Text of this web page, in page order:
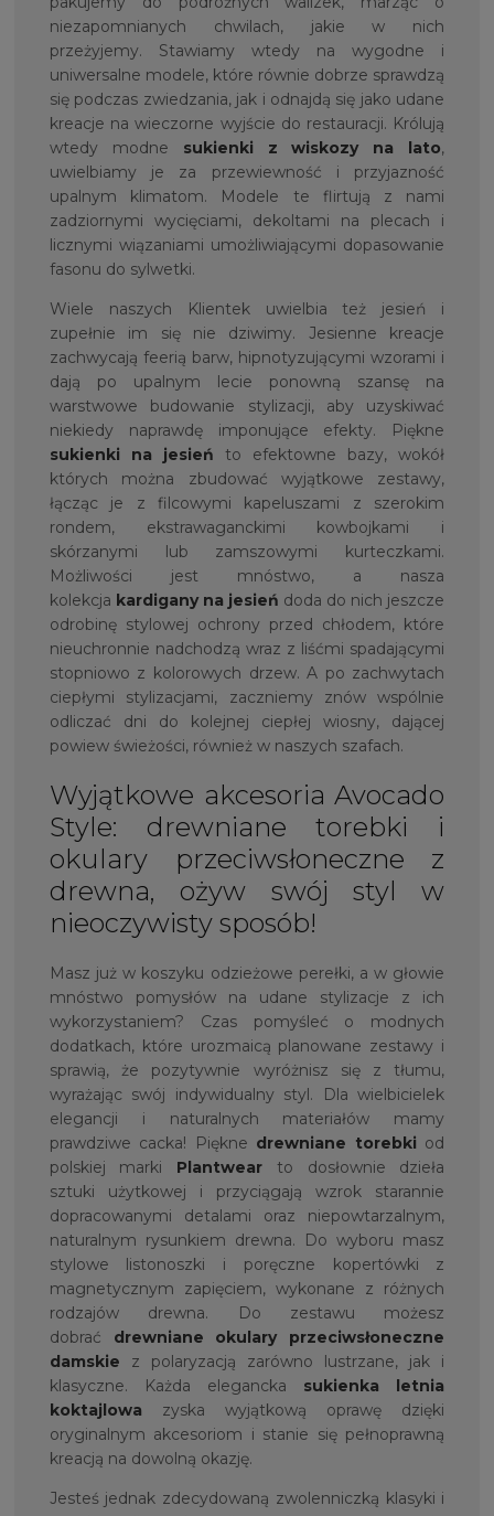
niezapomnianych chwilach, jakie w nich
przeżyjemy. Stawiamy wtedy na wygodne i
uniwersalne modele, które równie dobrze sprawdzą
się podczas zwiedzania, jak i odnajdą się jako udane
kreacje na wieczorne wyjście do restauracji. Królują
wtedy modne sukienki z wiskozy na lato,
uwielbiamy je za przewiewność i przyjazność
upalnym klimatom. Modele te flirtują z nami
zadziornymi wycięciami, dekoltami na plecach i
licznymi wiązaniami umożliwiającymi dopasowanie
fasonu do sylwetki.
Wiele naszych Klientek uwielbia też jesień i
zupełnie im się nie dziwimy. Jesienne kreacje
zachwycają feerią barw, hipnotyzującymi wzorami i
dają po upalnym lecie ponowną szansę na
warstwowe budowanie stylizacji, aby uzyskiwać
niekiedy naprawdę imponujące efekty. Piękne
sukienki na jesień to efektowne bazy, wokół
których można zbudować wyjątkowe zestawy,
łącząc je z filcowymi kapeluszami z szerokim
rondem, ekstrawaganckimi kowbojkami i
skórzanymi lub zamszowymi kurteczkami.
Możliwości jest mnóstwo, a nasza
kolekcja kardigany na jesień doda do nich jeszcze
odrobinę stylowej ochrony przed chłodem, które
nieuchronnie nadchodzą wraz z liśćmi spadającymi
stopniowo z kolorowych drzew. A po zachwytach
ciepłymi stylizacjami, zaczniemy znów wspólnie
odliczać dni do kolejnej ciepłej wiosny, dającej
powiew świeżości, również w naszych szafach.
Wyjątkowe akcesoria Avocado
Style: drewniane torebki i
okulary przeciwsłoneczne z
drewna, ożyw swój styl w
nieoczywisty sposób!
Masz już w koszyku odzieżowe perełki, a w głowie
mnóstwo pomysłów na udane stylizacje z ich
wykorzystaniem? Czas pomyśleć o modnych
dodatkach, które urozmaicą planowane zestawy i
sprawią, że pozytywnie wyróżnisz się z tłumu,
wyrażając swój indywidualny styl. Dla wielbicielek
elegancji i naturalnych materiałów mamy
prawdziwe cacka! Piękne drewniane torebki od
polskiej marki Plantwear to dosłownie dzieła
sztuki użytkowej i przyciągają wzrok starannie
dopracowanymi detalami oraz niepowtarzalnym,
naturalnym rysunkiem drewna. Do wyboru masz
stylowe listonoszki i poręczne kopertówki z
magnetycznym zapięciem, wykonane z różnych
rodzajów drewna. Do zestawu możesz
dobrać drewniane okulary przeciwsłoneczne
damskie z polaryzacją zarówno lustrzane, jak i
klasyczne. Każda elegancka sukienka letnia
koktajlowa zyska wyjątkową oprawę dzięki
oryginalnym akcesoriom i stanie się pełnoprawną
kreacją na dowolną okazję.
Jesteś jednak zdecydowaną zwolenniczką klasyki i